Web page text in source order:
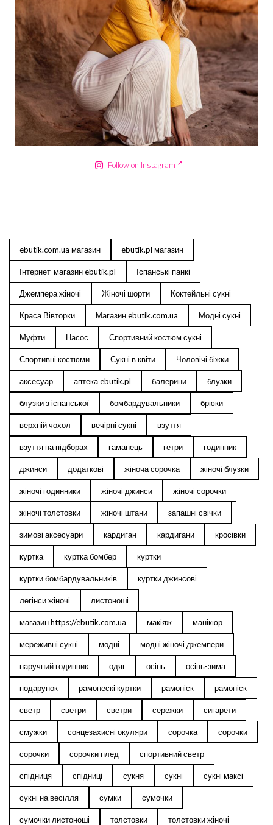
Сер 18
Follow on Instagram
ebutik.com.ua магазин ebutik.pl магазин
Інтернет-магазин ebutik.pl Іспанські панкі
Джемпера жіночі Жіночі шорти Коктейльні сукні
Краса Вівторки Магазин ebutik.com.ua Модні сукні
Муфти Насос Спортивний костюм сукні
Спортивні костюми Сукні в квіти Чоловічі біжки
аксесуар аптека ebutik.pl балерини блузки
блузки з іспанської бомбардувальники брюки
верхній чохол вечірні сукні взуття
взуття на підборах гаманець гетри годинник
джинси додаткові жіноча сорочка жіночі блузки
жіночі годинники жіночі джинси жіночі сорочки
жіночі толстовки жіночі штани запашні свічки
зимові аксесуари кардиган кардигани кросівки
куртка куртка бомбер куртки
куртки бомбардувальників куртки джинсові
легінси жіночі листоноші
магазин https://ebutik.com.ua макіяж манікюр
мереживні сукні модні модні жіночі джемпери
наручний годинник одяг осінь осінь-зима
подарунок рамонескі куртки рамоніск рамоніск
светр светри светри сережки сигарети
смужки сонцезахисні окуляри сорочка сорочки
сорочки сорочки плед спортивний светр
спідниця спідниці сукня сукні сукні максі
сукні на весілля сумки сумочки
сумочки листоноші толстовки толстовки жіночі